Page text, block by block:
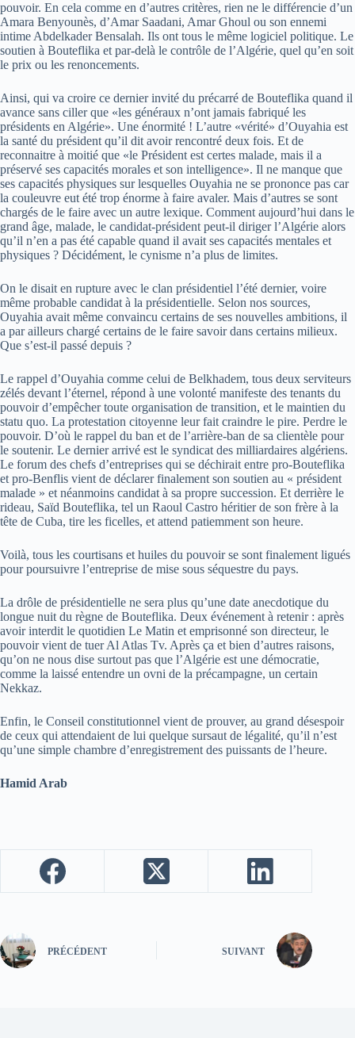
pouvoir. En cela comme en d’autres critères, rien ne le différencie d’un
Amara Benyounès, d’Amar Saadani, Amar Ghoul ou son ennemi
intime Abdelkader Bensalah. Ils ont tous le même logiciel politique. Le
soutien à Bouteflika et par-delà le contrôle de l’Algérie, quel qu’en soit
le prix ou les renoncements.
Ainsi, qui va croire ce dernier invité du précarré de Bouteflika quand il
avance sans ciller que «les généraux n’ont jamais fabriqué les
présidents en Algérie». Une énormité ! L’autre «vérité» d’Ouyahia est
la santé du président qu’il dit avoir rencontré deux fois. Et de
reconnaitre à moitié que «le Président est certes malade, mais il a
préservé ses capacités morales et son intelligence». Il ne manque que
ses capacités physiques sur lesquelles Ouyahia ne se prononce pas car
la couleuvre eut été trop énorme à faire avaler. Mais d’autres se sont
chargés de le faire avec un autre lexique. Comment aujourd’hui dans le
grand âge, malade, le candidat-président peut-il diriger l’Algérie alors
qu’il n’en a pas été capable quand il avait ses capacités mentales et
physiques ? Décidément, le cynisme n’a plus de limites.
On le disait en rupture avec le clan présidentiel l’été dernier, voire
même probable candidat à la présidentielle. Selon nos sources,
Ouyahia avait même convaincu certains de ses nouvelles ambitions, il
a par ailleurs chargé certains de le faire savoir dans certains milieux.
Que s’est-il passé depuis ?
Le rappel d’Ouyahia comme celui de Belkhadem, tous deux serviteurs
zélés devant l’éternel, répond à une volonté manifeste des tenants du
pouvoir d’empêcher toute organisation de transition, et le maintien du
statu quo. La protestation citoyenne leur fait craindre le pire. Perdre le
pouvoir. D’où le rappel du ban et de l’arrière-ban de sa clientèle pour
le soutenir. Le dernier arrivé est le syndicat des milliardaires algériens.
Le forum des chefs d’entreprises qui se déchirait entre pro-Bouteflika
et pro-Benflis vient de déclarer finalement son soutien au « président
malade » et néanmoins candidat à sa propre succession. Et derrière le
rideau, Saïd Bouteflika, tel un Raoul Castro héritier de son frère à la
tête de Cuba, tire les ficelles, et attend patiemment son heure.
Voilà, tous les courtisans et huiles du pouvoir se sont finalement ligués
pour poursuivre l’entreprise de mise sous séquestre du pays.
La drôle de présidentielle ne sera plus qu’une date anecdotique du
longue nuit du règne de Bouteflika. Deux événement à retenir : après
avoir interdit le quotidien Le Matin et emprisonné son directeur, le
pouvoir vient de tuer Al Atlas Tv. Après ça et bien d’autres raisons,
qu’on ne nous dise surtout pas que l’Algérie est une démocratie,
comme la laissé entendre un ovni de la précampagne, un certain
Nekkaz.
Enfin, le Conseil constitutionnel vient de prouver, au grand désespoir
de ceux qui attendaient de lui quelque sursaut de légalité, qu’il n’est
qu’une simple chambre d’enregistrement des puissants de l’heure.
Hamid Arab
PRÉCÉDENT SUIVANT